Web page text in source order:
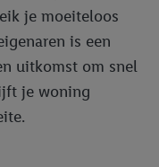
je moeiteloos
is een
uitkomst om snel
je woning
waarover Criteo
diensten aan u
toestaan en
het gebruik van de